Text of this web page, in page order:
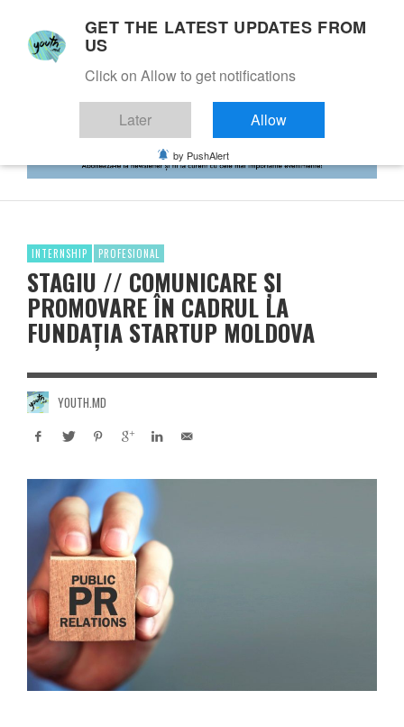
INTERNSHIP PROFESIONAL
STAGIU // COMUNICARE ȘI
PROMOVARE ÎN CADRUL LA
FUNDAȚIA STARTUP MOLDOVA
YOUTH.MD
GET THE LATEST UPDATES FROM
US
Click on Allow to get notifications
Later Allow
by PushAlert